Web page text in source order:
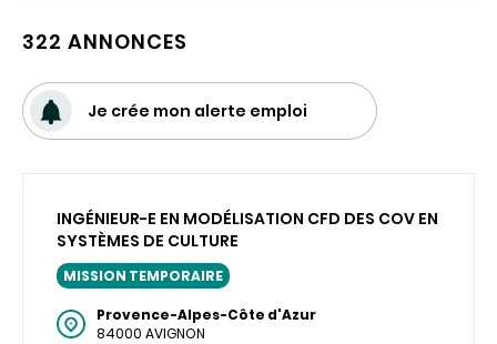
322 ANNONCES
Je crée mon alerte emploi
INGÉNIEUR-E EN MODÉLISATION CFD DES COV EN
SYSTÈMES DE CULTURE
MISSION TEMPORAIRE
Provence-Alpes-Côte d'Azur
84000 AVIGNON